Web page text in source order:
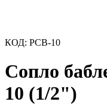
КОД: PCB-10
Сопло
10 (1/2")